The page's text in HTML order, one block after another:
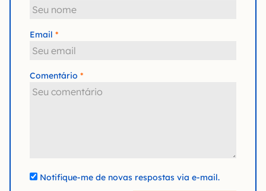
Email
Comentário
Notifique-me de novas respostas via e-mail.